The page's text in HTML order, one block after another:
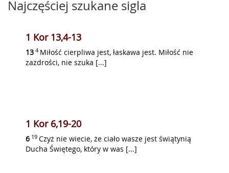
Najczęściej szukane sigla
1 Kor 13,4-13
13 4 Miłość cierpliwa jest, łaskawa jest. Miłość nie
zazdrości, nie szuka [...]
1 Kor 6,19-20
6 19 Czyż nie wiecie, że ciało wasze jest świątynią
Ducha Świętego, który w was [...]